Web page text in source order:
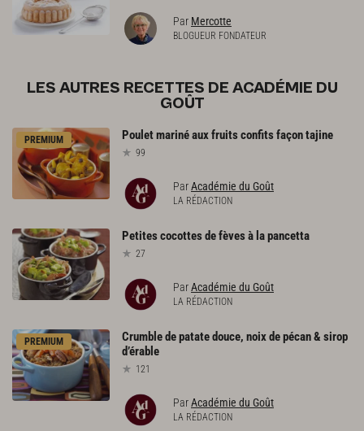
Par Mercotte
BLOGUEUR FONDATEUR
LES AUTRES RECETTES DE ACADÉMIE DU
GOÛT
PREMIUM Pouletmarinéauxfruitsconfitsfaçontajine
99
ParAcadémie du Goût
LA RÉDACTION
Petitescocottesdefèvesà lapancetta
27
ParAcadémie du Goût
LA RÉDACTION
PREMIUM Crumbledepatatedouce, noixdepécan& sirop
d’érable
121
ParAcadémie du Goût
LA RÉDACTION